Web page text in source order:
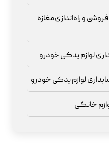
و راه‌اندازی مغازه
لوازم یدکی خودرو
لوازم یدکی خودرو
خانگی